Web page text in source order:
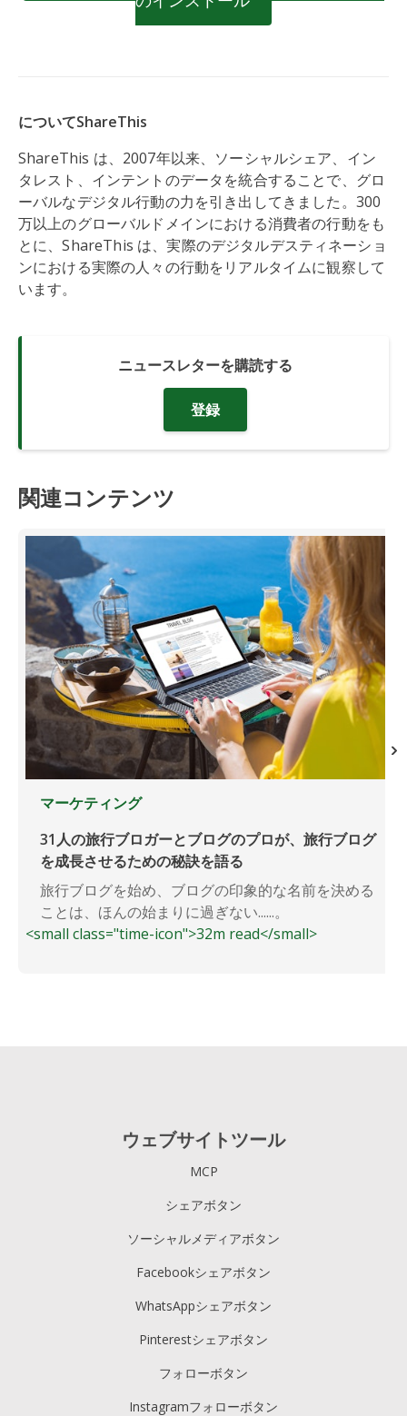
についてShareThis
ShareThis は、2007年以来、ソーシャルシェア、イン
タレスト、インテントのデータを統合することで、グロ
ーバルなデジタル行動の力を引き出してきました。300
万以上のグローバルドメインにおける消費者の行動をも
とに、ShareThis は、実際のデジタルデスティネーショ
ンにおける実際の人々の行動をリアルタイムに観察して
います。
ニュースレターを購読する
登録
関連コンテンツ
マーケティング
31人の旅行ブロガーとブログのプロが、旅行ブログ
を成長させるための秘訣を語る
旅行ブログを始め、ブログの印象的な名前を決める
ことは、ほんの始まりに過ぎない......。
<small class="time-icon">32m read</small>
ウェブサイトツール
MCP
シェアボタン
ソーシャルメディアボタン
Facebookシェアボタン
WhatsAppシェアボタン
Pinterestシェアボタン
フォローボタン
Instagramフォローボタン